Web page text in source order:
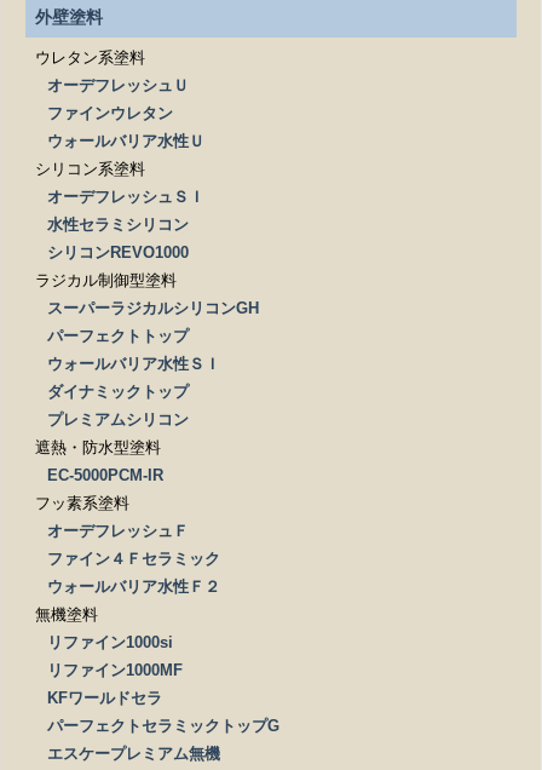
外壁塗料
ウレタン系塗料
オーデフレッシュＵ
ファインウレタン
ウォールバリア水性Ｕ
シリコン系塗料
オーデフレッシュＳＩ
水性セラミシリコン
シリコンREVO1000
ラジカル制御型塗料
スーパーラジカルシリコンGH
パーフェクトトップ
ウォールバリア水性ＳＩ
ダイナミックトップ
プレミアムシリコン
遮熱・防水型塗料
EC-5000PCM-IR
フッ素系塗料
オーデフレッシュＦ
ファイン４Ｆセラミック
ウォールバリア水性Ｆ２
無機塗料
リファイン1000si
リファイン1000MF
KFワールドセラ
パーフェクトセラミックトップG
エスケープレミアム無機